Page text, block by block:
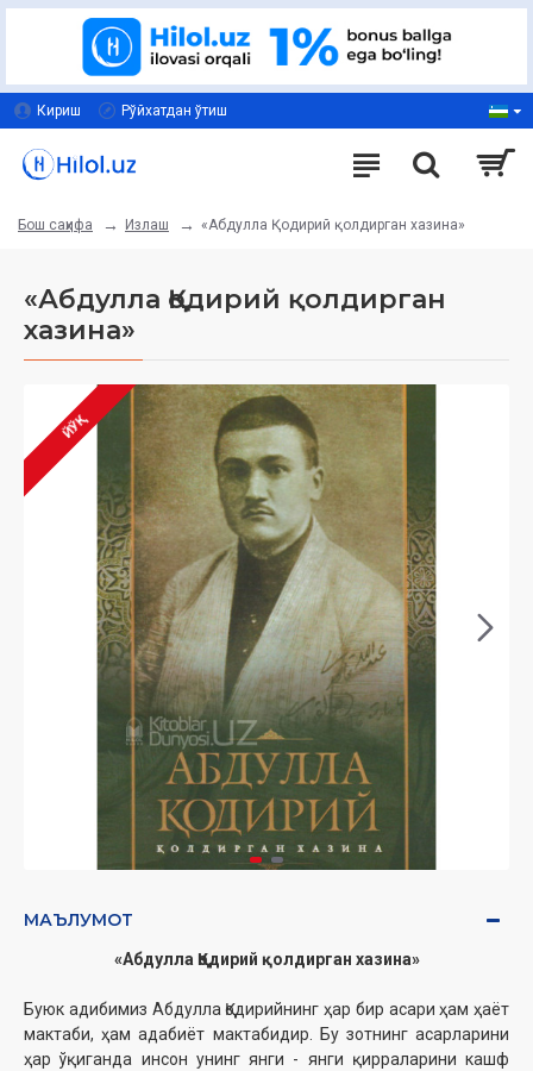
Кириш Рўйхатдан ўтиш
Бош саҳифа Излаш «Абдулла Қодирий қолдирган хазина»
«Абдулла Қодирий қолдирган
хазина»
ЙЎҚ
МАЪЛУМОТ
«Абдулла Қодирий қолдирган хазина»
Буюк адибимиз Абдулла Қодирийнинг ҳар бир асари ҳам ҳаёт
мактаби, ҳам адабиёт мактабидир. Бу зотнинг асарларини
ҳар ўқиганда инсон унинг янги - янги қирраларини кашф